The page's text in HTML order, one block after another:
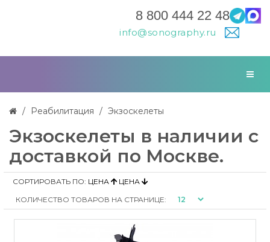
8 800 444 22 48
info@sonography.ru
Реабилитация Экзоскелеты
Экзоскелеты в наличии с
доставкой по Москве.
СОРТИРОВАТЬ ПО: ЦЕНА
ЦЕНА
КОЛИЧЕСТВО ТОВАРОВ НА СТРАНИЦЕ: